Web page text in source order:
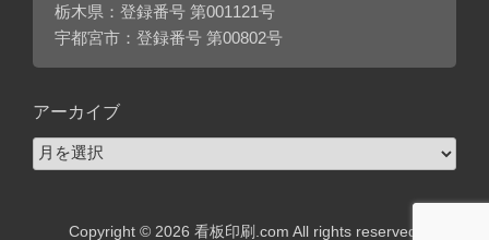
栃木県：登録番号 第001121号
宇都宮市：登録番号 第00802号
アーカイブ
ア
ー
Copyright © 2026 看板印刷.com All rights reserved.